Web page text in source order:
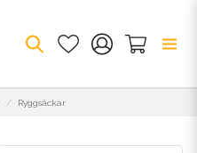
Ryggsäckar